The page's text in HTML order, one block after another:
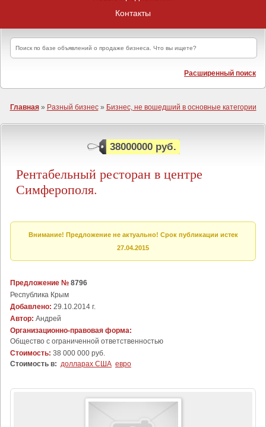
Контакты
Расширенный поиск
Главная» Разный бизнес» Бизнес, не вошедший в основные категории
38000000 руб.
Рентабельный ресторан в центре
Симферополя.
Внимание! Предложение не актуально! Срок публикации истек
27.04.2015
Предложение № 8796
Республика Крым
Добавлено: 29.10.2014 г.
Автор: Андрей
Организационно-правовая форма:
Общество с ограниченной ответственностью
Стоимость: 38 000 000 руб.
Стоимость в: долларах США евро